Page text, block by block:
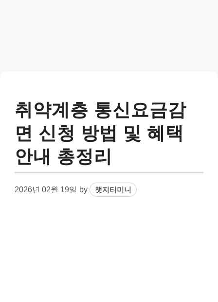
취약계층 통신요금감
면 신청 방법 및 혜택
안내 총정리
2026년 02월 19일 by 챗지티미니